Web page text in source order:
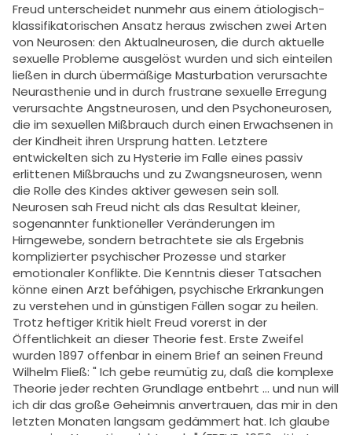
Freud unterscheidet nunmehr aus einem ätiologisch-
klassifikatorischen Ansatz heraus zwischen zwei Arten
von Neurosen: den Aktualneurosen, die durch aktuelle
sexuelle Probleme ausgelöst wurden und sich einteilen
ließen in durch übermäßige Masturbation verursachte
Neurasthenie und in durch frustrane sexuelle Erregung
verursachte Angstneurosen, und den Psychoneurosen,
die im sexuellen Mißbrauch durch einen Erwachsenen in
der Kindheit ihren Ursprung hatten. Letztere
entwickelten sich zu Hysterie im Falle eines passiv
erlittenen Mißbrauchs und zu Zwangsneurosen, wenn
die Rolle des Kindes aktiver gewesen sein soll.
Neurosen sah Freud nicht als das Resultat kleiner,
sogenannter funktioneller Veränderungen im
Hirngewebe, sondern betrachtete sie als Ergebnis
komplizierter psychischer Prozesse und starker
emotionaler Konflikte. Die Kenntnis dieser Tatsachen
könne einen Arzt befähigen, psychische Erkrankungen
zu verstehen und in günstigen Fällen sogar zu heilen.
Trotz heftiger Kritik hielt Freud vorerst in der
Öffentlichkeit an dieser Theorie fest. Erste Zweifel
wurden 1897 offenbar in einem Brief an seinen Freund
Wilhelm Fließ: " Ich gebe reumütig zu, daß die komplexe
Theorie jeder rechten Grundlage entbehrt ... und nun will
ich dir das große Geheimnis anvertrauen, das mir in den
letzten Monaten langsam gedämmert hat. Ich glaube